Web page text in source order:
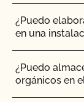
¿Puedo
en una
¿Puedo
orgánicos en